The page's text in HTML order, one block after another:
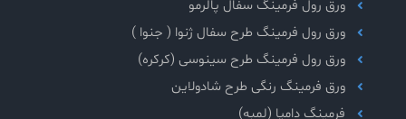
ورق رول فرمینگ سفال پالرمو
ورق رول فرمینگ طرح سفال ژنوا ( جنوا )
ورق رول فرمینگ طرح سینوسی (کرکره)
ورق فرمینگ رنگی طرح شادولاین
فرمینگ دامپا (لمبه)